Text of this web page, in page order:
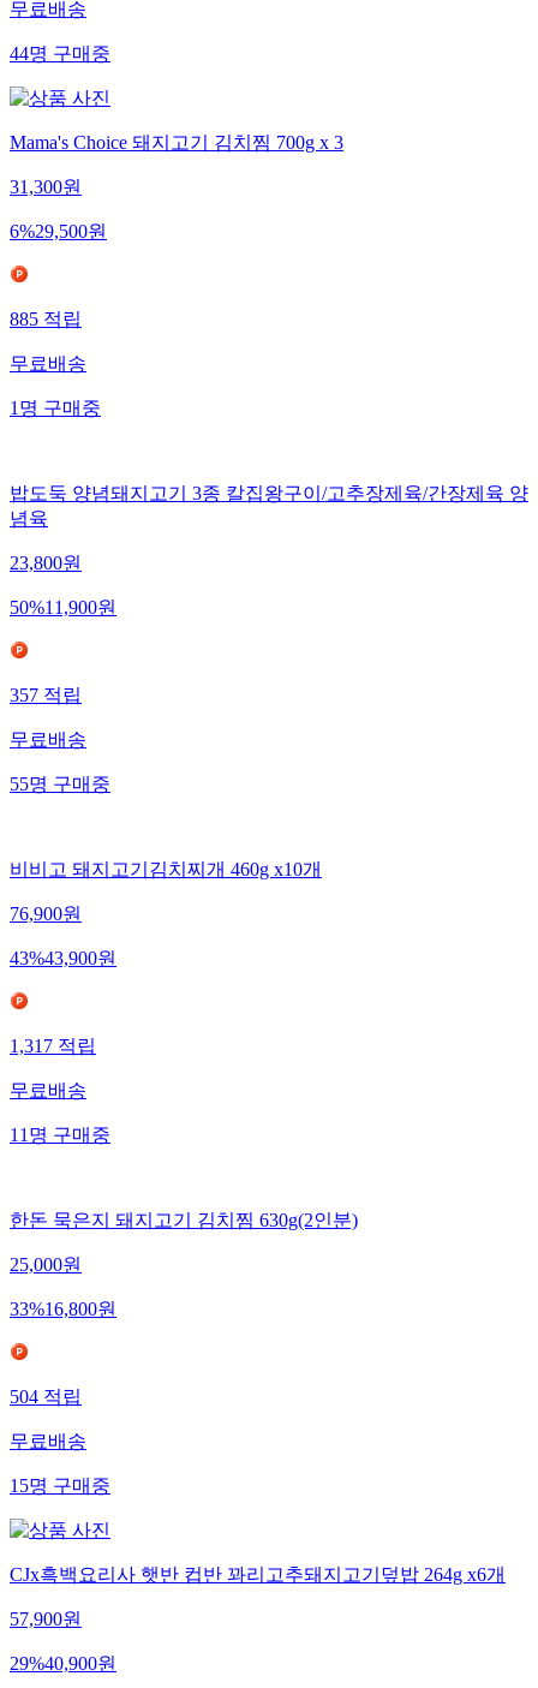
무료배송
44명구매중
Mama's Choice 돼지고기 김치찜 700g x 3
31,300원
6%29,500원
885적립
무료배송
1명구매중
밥도둑 양념돼지고기 3종 칼집왕구이/고추장제육/간장제육 양
념육
23,800원
50%11,900원
357적립
무료배송
55명구매중
비비고 돼지고기김치찌개 460g x10개
76,900원
43%43,900원
1,317적립
무료배송
11명구매중
한돈 묵은지 돼지고기 김치찜 630g(2인분)
25,000원
33%16,800원
504적립
무료배송
15명구매중
CJx흑백요리사 햇반 컵반 꽈리고추돼지고기덮밥 264g x6개
57,900원
29%40,900원